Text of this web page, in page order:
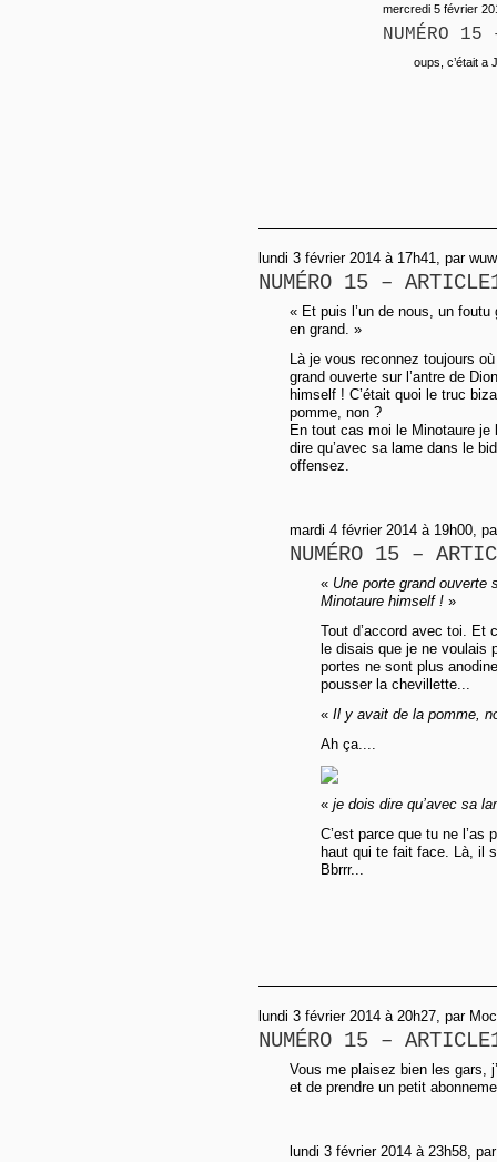
mercredi 5 février
NUMÉRO
oups, c’était a
lundi 3 février 2014 à 17h41, par
NUMÉRO 15 –
« Et puis l’un de nous, un
en grand. »
Là je vous reconnez toujours
grand ouverte sur l’antre de
himself ! C’était quoi le truc
pomme, non ?
En tout cas moi le Minotaure je
dire qu’avec sa lame dans le
offensez.
mardi 4 février 2014 à 19h00,
NUMÉRO 15 –
« Une porte grand ouverte
Minotaure himself ! »
Tout d’accord avec toi. Et
le disais que je ne voulais
portes ne sont plus
pousser la chevillette...
« Il y avait de la pomme,
Ah ça....
« je dois dire qu’avec sa
C’est parce que tu ne
haut qui te fait face. Là, il
Bbrrr...
lundi 3 février 2014 à 20h27, par
NUMÉRO 15 –
Vous me plaisez bien les gars,
et de prendre un petit
lundi 3 février 2014 à 23h58,